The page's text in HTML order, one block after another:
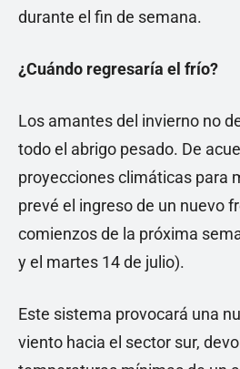
durante el fin de semana.
¿Cuándo regresaría el frío?
Los amantes del invierno no
todo el abrigo pesado. De
proyecciones climáticas para
prevé el ingreso de un nuevo
comienzos de la próxima
y el martes 14 de julio).
Este sistema provocará una
viento hacia el sector sur,